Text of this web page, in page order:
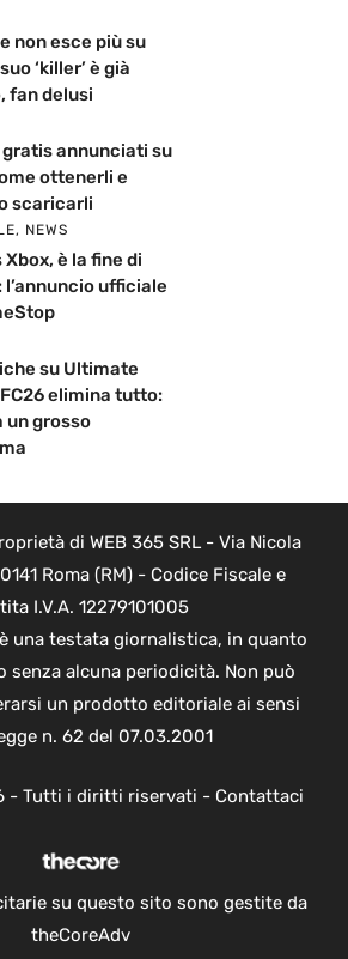
non esce più su
‘killer’ è già
fan delusi
annunciati su
ottenerli e
scaricarli
, NEWS
Xbox, è la fine di
l’annuncio ufficiale
su Ultimate
elimina tutto:
un grosso
di WEB 365 SRL - Via Nicola
Roma (RM) - Codice Fiscale e
I.V.A. 12279101005
una testata giornalistica, in quanto
senza alcuna periodicità. Non può
un prodotto editoriale ai sensi
n. 62 del 07.03.2001
- Tutti i diritti riservati - Contattaci
su questo sito sono gestite da
theCoreAdv